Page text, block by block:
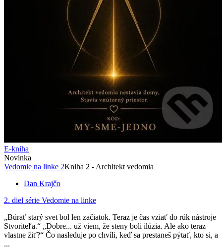
E-kniha
Novinka
Vedomie na linke 2Kniha 2 - Architekt vedomia
Dan Krajčo
2. diel série Vedomie na linke
„Búrať starý svet bol len začiatok. Teraz je čas vziať do rúk nástroje
Stvoriteľa.“ „Dobre... už viem, že steny boli ilúzia. Ale ako teraz
vlastne žiť?“ Čo nasleduje po chvíli, keď sa prestaneš pýtať, kto si, a
...